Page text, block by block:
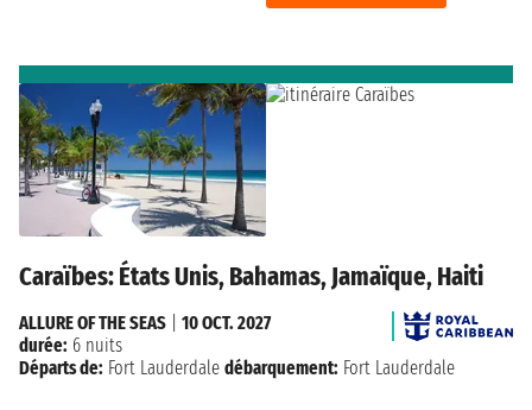
Caraïbes: États Unis, Bahamas, Jamaïque, Haiti
ALLURE OF THE SEAS
10 OCT. 2027
durée: 6 nuits
Départs de: Fort Lauderdale débarquement: Fort Lauderdale